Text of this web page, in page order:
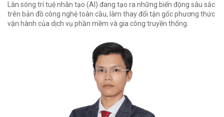
Làn sóng trí tuệ nhân tạo (AI) đang tạo ra những biến động sâu sắc
trên bản đồ công nghệ toàn cầu, làm thay đổi tận gốc phương thức
vận hành của dịch vụ phần mềm và gia công truyền thống.